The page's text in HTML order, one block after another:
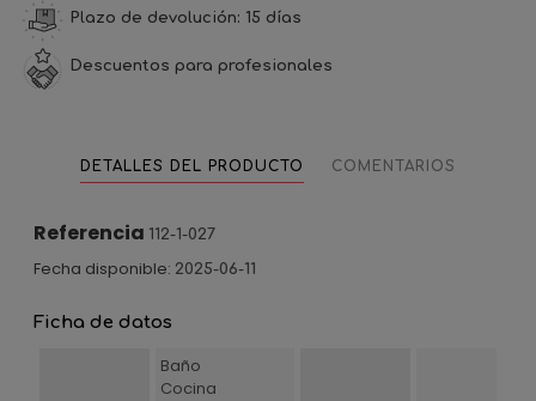
Plazo de devolución: 15 días
Descuentos para profesionales
DETALLES DEL PRODUCTO COMENTARIOS
Referencia 112-1-027
Fecha disponible: 2025-06-11
Ficha de datos
Baño
Cocina